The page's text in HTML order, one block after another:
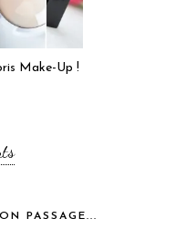
Make-Up !
PASSAGE...